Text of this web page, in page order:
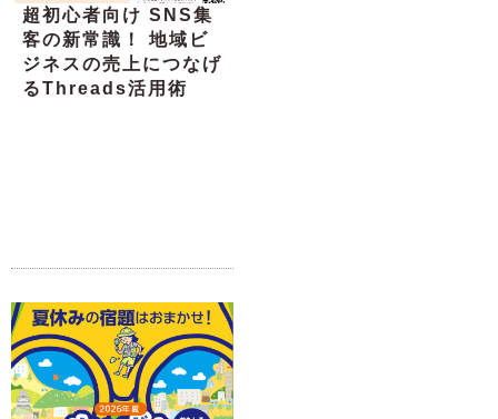
超初心者向け SNS集
客の新常識！ 地域ビ
ジネスの売上につなげ
るThreads活用術